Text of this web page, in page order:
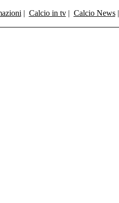
| Calcio in tv| Calcio News|